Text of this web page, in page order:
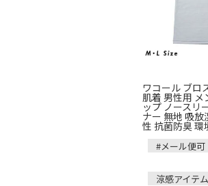
ワコール ブロ
肌着 男性用 メ
ップ ノースリ
ナー 無地 吸
性 抗菌防臭 環
#メール便可
涼感アイテム